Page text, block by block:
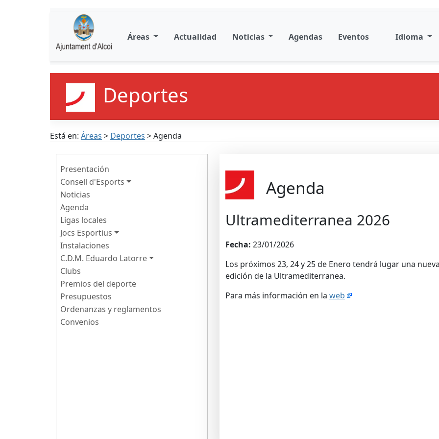
Áreas Actualidad Noticias Agendas Eventos Idioma
Deportes
Está en: Áreas > Deportes > Agenda
Presentación
Consell d'Esports
Noticias
Agenda
Ligas locales
Jocs Esportius
Instalaciones
C.D.M. Eduardo Latorre
Clubs
Premios del deporte
Presupuestos
Ordenanzas y reglamentos
Convenios
Agenda
Ultramediterranea 2026
Fecha: 23/01/2026
Los próximos 23, 24 y 25 de Enero tendrá lugar una
edición de la Ultramediterranea.
Para más información en la web